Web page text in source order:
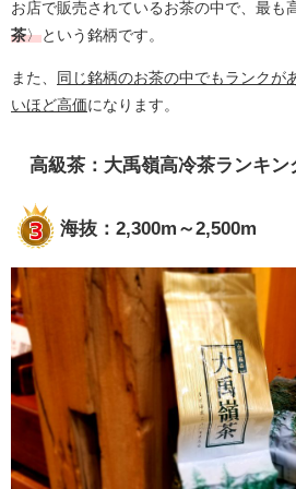
お店で販売されているお茶の中で、最も
茶〉という銘柄です。
また、
同じ銘柄のお茶の中でもランクが
いほど高価になります。
高級茶：大禹嶺高冷茶ランキン
海抜：2,300m～2,500m